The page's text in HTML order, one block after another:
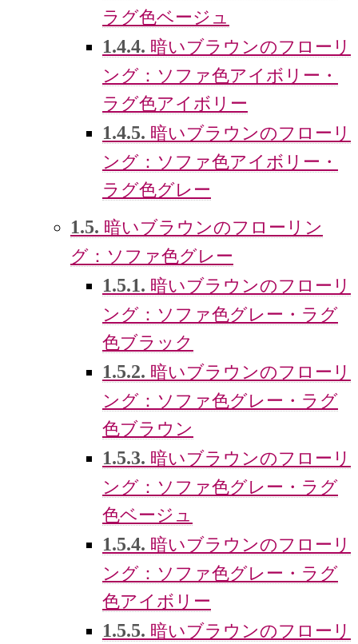
ラグ色ベージュ
1.4.4. 暗いブラウンのフローリ
ング：ソファ色アイボリー・
ラグ色アイボリー
1.4.5. 暗いブラウンのフローリ
ング：ソファ色アイボリー・
ラグ色グレー
1.5. 暗いブラウンのフローリン
グ：ソファ色グレー
1.5.1. 暗いブラウンのフローリ
ング：ソファ色グレー・ラグ
色ブラック
1.5.2. 暗いブラウンのフローリ
ング：ソファ色グレー・ラグ
色ブラウン
1.5.3. 暗いブラウンのフローリ
ング：ソファ色グレー・ラグ
色ベージュ
1.5.4. 暗いブラウンのフローリ
ング：ソファ色グレー・ラグ
色アイボリー
1.5.5. 暗いブラウンのフローリ